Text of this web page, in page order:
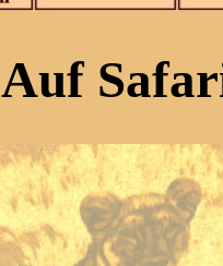
Auf